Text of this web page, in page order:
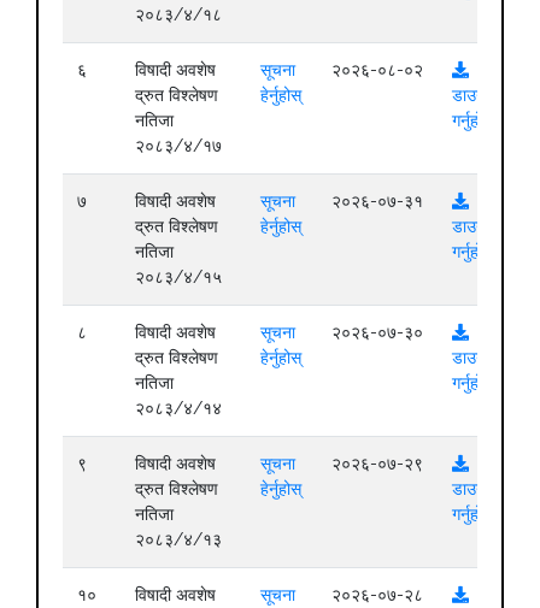
२०८३/४/१८
६
विषादी अवशेष
द्रुत विश्लेषण
नतिजा
२०८३/४/१७
सूचना
हेर्नुहोस्
२०२६-०८-०२
डाउनलोड
गर्नुहोस्
७
विषादी अवशेष
द्रुत विश्लेषण
नतिजा
२०८३/४/१५
सूचना
हेर्नुहोस्
२०२६-०७-३१
डाउनलोड
गर्नुहोस्
८
विषादी अवशेष
द्रुत विश्लेषण
नतिजा
२०८३/४/१४
सूचना
हेर्नुहोस्
२०२६-०७-३०
डाउनलोड
गर्नुहोस्
९
विषादी अवशेष
द्रुत विश्लेषण
नतिजा
२०८३/४/१३
सूचना
हेर्नुहोस्
२०२६-०७-२९
डाउनलोड
गर्नुहोस्
१०
विषादी अवशेष
सूचना
२०२६-०७-२८